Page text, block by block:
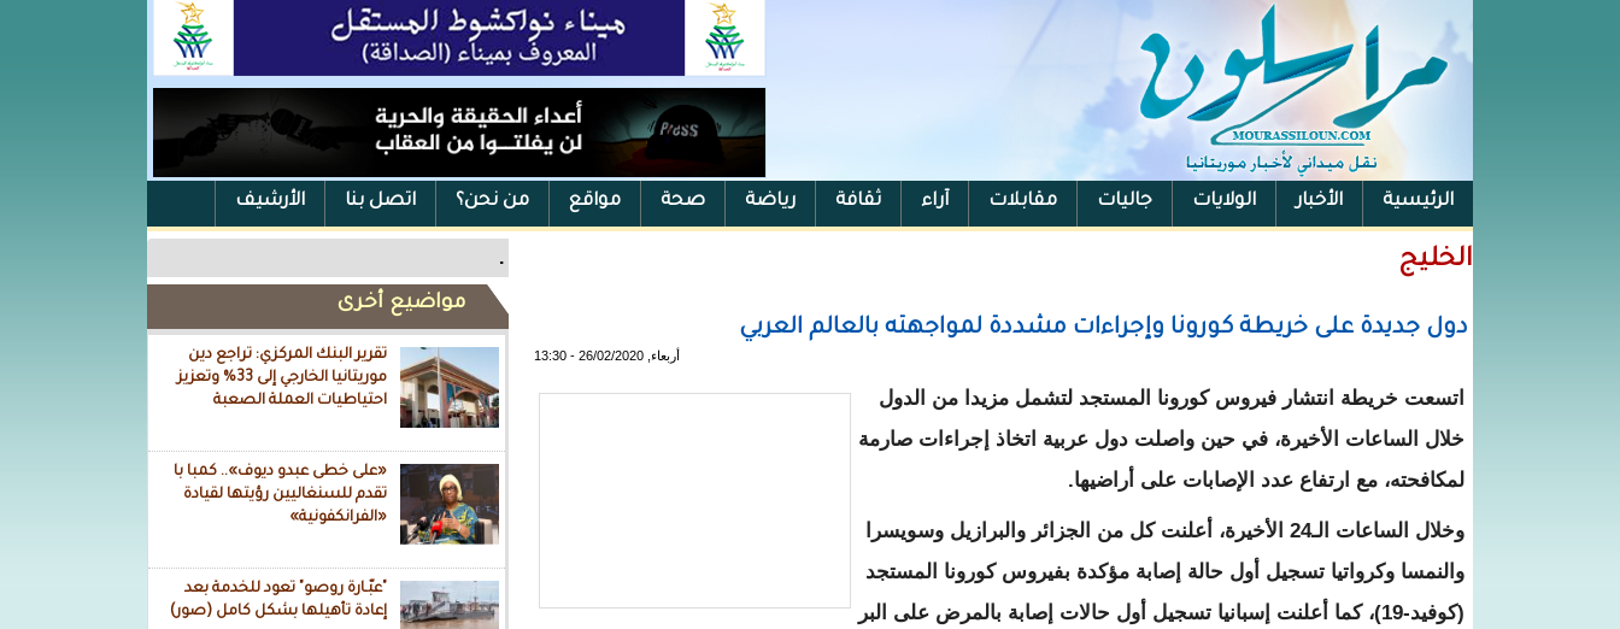
الرئيسية الأخبار الولايات جاليات مقابلات آراء ثقافة رياضة صحة مواقع من نحن؟ اتصل بنا الأرشيف
الفيس بوك .
مواضيع أخرى
تقرير البنك المركزي: تراجع دين
موريتانيا الخارجي إلى 33% وتعزيز
احتياطيات العملة الصعبة
«على خطى عبدو ديوف».. كمبا با
تقدم للسنغاليين رؤيتها لقيادة
«الفرانكفونية»
"عبّـارة روصو" تعود للخدمة بعد
إعادة تأهيلها بشكل كامل (صور)
الخليج
دول جديدة على خريطة كورونا وإجراءات مشددة لمواجهته بالعالم العربي
أربعاء, 26/02/2020 - 13:30
اتسعت خريطة انتشار فيروس كورونا المستجد لتشمل مزيدا من الدول
خلال الساعات الأخيرة، في حين واصلت دول عربية اتخاذ إجراءات صارمة
لمكافحته، مع ارتفاع عدد الإصابات على أراضيها.
وخلال الساعات الـ24 الأخيرة، أعلنت كل من الجزائر والبرازيل وسويسرا
والنمسا وكرواتيا تسجيل أول حالة إصابة مؤكدة بفيروس كورونا المستجد
(كوفيد-19)، كما أعلنت إسبانيا تسجيل أول حالات إصابة بالمرض على البر